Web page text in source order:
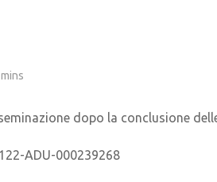
dopo la conclusione
ADU-000239268